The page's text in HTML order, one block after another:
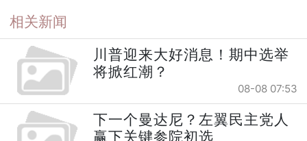
相关新闻
川普迎来大好消息！期中选举
将掀红潮？
08-08 07:53
下一个曼达尼？左翼民主党人
赢下关键参院初选